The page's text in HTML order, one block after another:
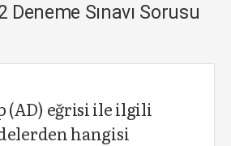
Deneme Sınavı Sorusu
(AD) eğrisi ile ilgili
hangisi